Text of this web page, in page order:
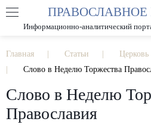
РАЗМЕР
Информационно-аналитический
Главная Статьи
Церковь
Слово в Неделю Торжества
Слово в Неделю
Православия